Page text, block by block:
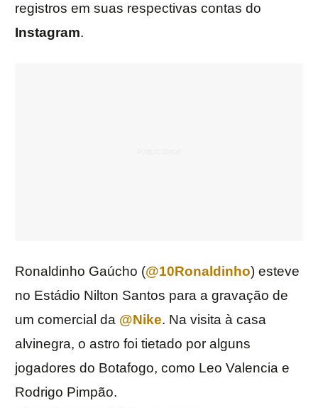
registros em suas respectivas contas do
Instagram.
Ronaldinho Gaúcho (@10Ronaldinho) esteve
no Estádio Nilton Santos para a gravação de
um comercial da @Nike. Na visita à casa
alvinegra, o astro foi tietado por alguns
jogadores do Botafogo, como Leo Valencia e
Rodrigo Pimpão.